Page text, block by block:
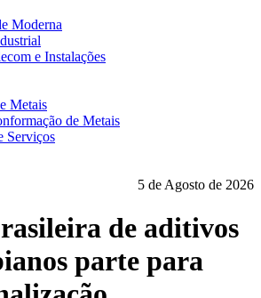
Moderna
e Instalações
Metais
de Metais
Serviços
5 de Agosto de 2026
de aditivos
parte para